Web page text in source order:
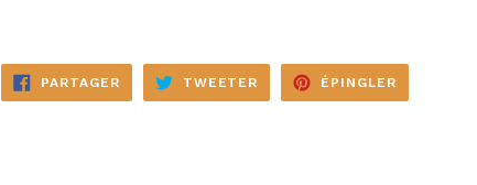
PARTAGERPARTAGER
FACEBOOK
TWEETER TWEETER
TWITTER
ÉPINGLER
PINTEREST